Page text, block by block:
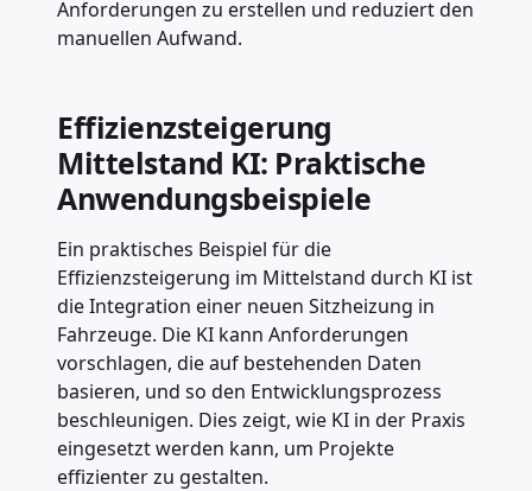
Anforderungen zu erstellen und reduziert den
manuellen Aufwand.
Effizienzsteigerung
Mittelstand KI: Praktische
Anwendungsbeispiele
Ein praktisches Beispiel für die
Effizienzsteigerung im Mittelstand durch KI ist
die Integration einer neuen Sitzheizung in
Fahrzeuge. Die KI kann Anforderungen
vorschlagen, die auf bestehenden Daten
basieren, und so den Entwicklungsprozess
beschleunigen. Dies zeigt, wie KI in der Praxis
eingesetzt werden kann, um Projekte
effizienter zu gestalten.